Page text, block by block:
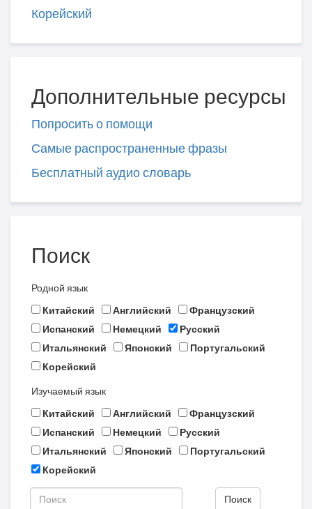
Корейский
Дополнительные ресурсы
Попросить о помощи
Самые распространенные фразы
Бесплатный аудио словарь
Поиск
Родной язык
Китайский
Английский
Французский
Испанский
Немецкий
Русский
Итальянский
Японский
Португальский
Корейский
Изучаемый язык
Китайский
Английский
Французский
Испанский
Немецкий
Русский
Итальянский
Японский
Португальский
Корейский
Поиск